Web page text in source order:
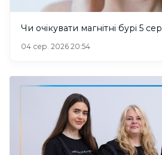
Чи очікувати магнітні бурі 5
04 сер. 2026 20:54